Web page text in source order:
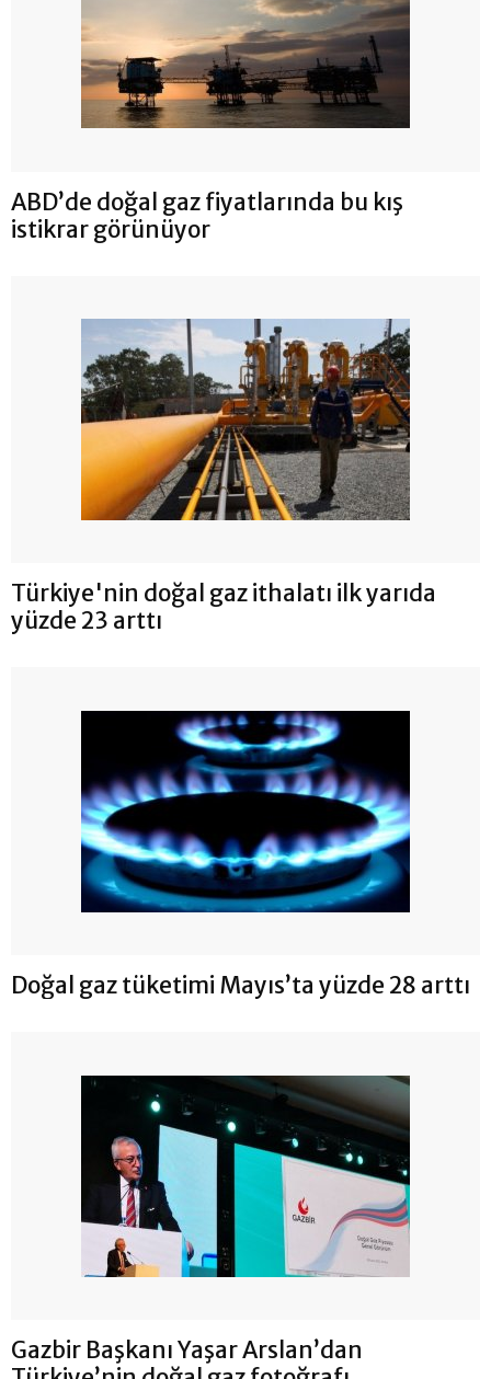
ABD’de doğal gaz fiyatlarında bu kış
istikrar görünüyor
Türkiye'nin doğal gaz ithalatı ilk yarıda
yüzde 23 arttı
Doğal gaz tüketimi Mayıs’ta yüzde 28 arttı
Gazbir Başkanı Yaşar Arslan’dan